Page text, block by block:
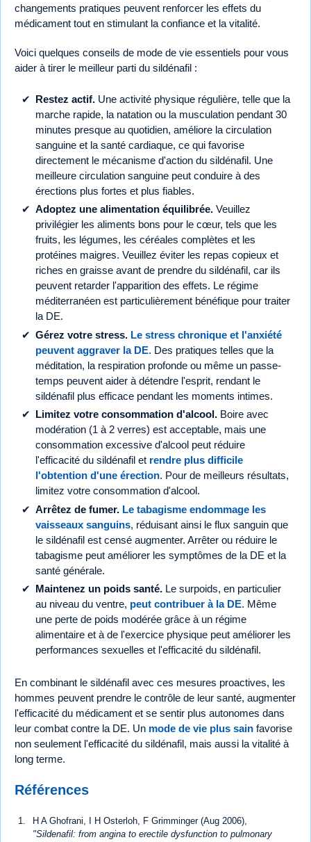
changements pratiques peuvent renforcer les effets du
médicament tout en stimulant la confiance et la vitalité.
Voici quelques conseils de mode de vie essentiels pour vous
aider à tirer le meilleur parti du sildénafil :
Restez actif. Une activité physique régulière, telle que la
marche rapide, la natation ou la musculation pendant 30
minutes presque au quotidien, améliore la circulation
sanguine et la santé cardiaque, ce qui favorise
directement le mécanisme d'action du sildénafil. Une
meilleure circulation sanguine peut conduire à des
érections plus fortes et plus fiables.
Adoptez une alimentation équilibrée. Veuillez
privilégier les aliments bons pour le cœur, tels que les
fruits, les légumes, les céréales complètes et les
protéines maigres. Veuillez éviter les repas copieux et
riches en graisse avant de prendre du sildénafil, car ils
peuvent retarder l'apparition des effets. Le régime
méditerranéen est particulièrement bénéfique pour traiter
la DE.
Gérez votre stress. Le stress chronique et l'anxiété
peuvent aggraver la DE. Des pratiques telles que la
méditation, la respiration profonde ou même un passe-
temps peuvent aider à détendre l'esprit, rendant le
sildénafil plus efficace pendant les moments intimes.
Limitez votre consommation d'alcool. Boire avec
modération (1 à 2 verres) est acceptable, mais une
consommation excessive d'alcool peut réduire
l'efficacité du sildénafil et rendre plus difficile
l'obtention d'une érection. Pour de meilleurs résultats,
limitez votre consommation d'alcool.
Arrêtez de fumer. Le tabagisme endommage les
vaisseaux sanguins, réduisant ainsi le flux sanguin que
le sildénafil est censé augmenter. Arrêter ou réduire le
tabagisme peut améliorer les symptômes de la DE et la
santé générale.
Maintenez un poids santé. Le surpoids, en particulier
au niveau du ventre, peut contribuer à la DE. Même
une perte de poids modérée grâce à un régime
alimentaire et à de l'exercice physique peut améliorer les
performances sexuelles et l'efficacité du sildénafil.
En combinant le sildénafil avec ces mesures proactives, les
hommes peuvent prendre le contrôle de leur santé, augmenter
l'efficacité du médicament et se sentir plus autonomes dans
leur combat contre la DE. Un mode de vie plus sain favorise
non seulement l'efficacité du sildénafil, mais aussi la vitalité à
long terme.
Références
H A Ghofrani, I H Osterloh, F Grimminger (Aug 2006),
"Sildenafil: from angina to erectile dysfunction to pulmonary